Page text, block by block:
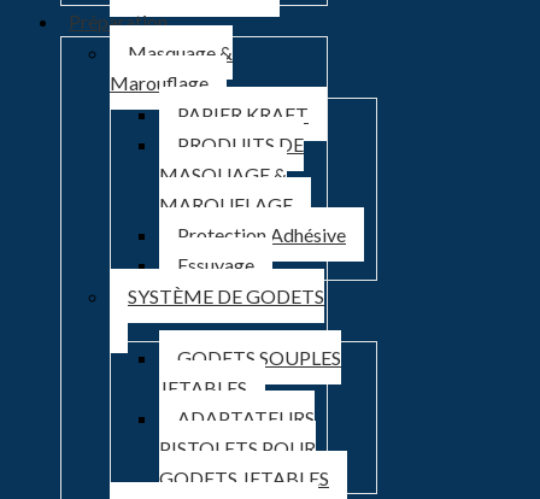
Préparation
Masquage &
Marouflage
PAPIER KRAFT
PRODUITS DE
MASQUAGE &
MAROUFLAGE
Protection Adhésive
Essuyage
SYSTÈME DE GODETS
GODETS SOUPLES
JETABLES
ADAPTATEURS
PISTOLETS POUR
GODETS JETABLES